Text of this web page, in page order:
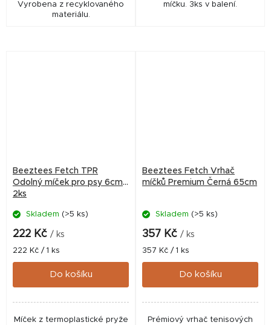
Vyrobena z recyklovaného
materiálu.
míčku. 3ks v balení.
Beeztees Fetch TPR
Odolný míček pro psy 6cm
2ks
Skladem (>5 ks)
222 Kč / ks
Měrná
cena:
222 Kč / 1 ks
Do košíku
Míček z termoplastické pryže
Beeztees Fetch Vrhač
míčků Premium Černá 65cm
Skladem (>5 ks)
357 Kč / ks
Měrná
cena:
357 Kč / 1 ks
Do košíku
Prémiový vrhač tenisových